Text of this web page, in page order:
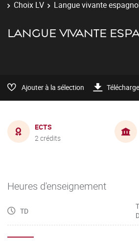
Choix LV
Langue vivante
LANGUE VIVANTE
Ajouter à la sélection
ECTS
2 crédits
Heures d'enseignement
TD